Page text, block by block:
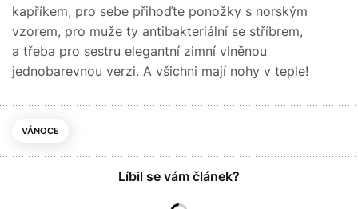
kapříkem, pro sebe přihoďte ponožky s norským
vzorem, pro muže ty antibakteriální se stříbrem,
a třeba pro sestru elegantní zimní vlněnou
jednobarevnou verzi. A všichni mají nohy v teple!
VÁNOCE
Líbil se vám článek?